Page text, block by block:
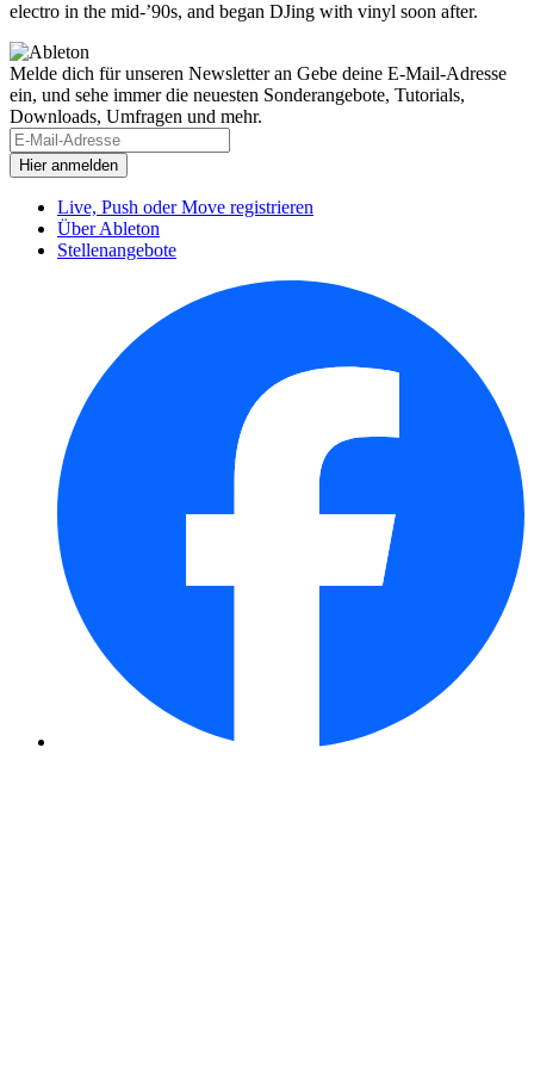
electro in the mid-’90s, and began DJing with vinyl soon after.
Melde dich für unseren Newsletter an Gebe deine E-Mail-Adresse
ein, und sehe immer die neuesten Sonderangebote, Tutorials,
Downloads, Umfragen und mehr.
Live, Push oder Move registrieren
Über Ableton
Stellenangebote